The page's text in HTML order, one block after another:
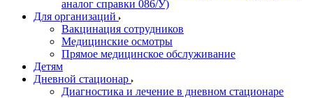
аналог справки 086/У)
Для организаций
Вакцинация сотрудников
Медицинские осмотры
Прямое медицинское обслуживание
Детям
Дневной стационар
Диагностика и лечение в дневном стационаре